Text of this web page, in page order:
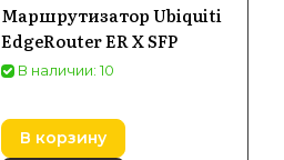
Маршрутизатор Ubiquiti
EdgeRouter ER X SFP
В наличии: 10
В корзину